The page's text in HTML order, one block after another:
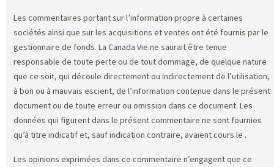
Les commentaires portant sur l’information propre à certaines
sociétés ainsi que sur les acquisitions et ventes ont été fournis par le
gestionnaire de fonds. La Canada Vie ne saurait être tenue
responsable de toute perte ou de tout dommage, de quelque nature
que ce soit, qui découle directement ou indirectement de l’utilisation,
à bon ou à mauvais escient, de l’information contenue dans le présent
document ou de toute erreur ou omission dans ce document. Les
données qui figurent dans le présent commentaire ne sont fournies
qu’à titre indicatif et, sauf indication contraire, avaient cours le .
Les opinions exprimées dans ce commentaire n’engagent que ce